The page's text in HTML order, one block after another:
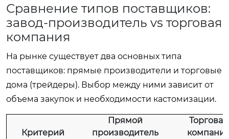
Сравнение типов поставщиков:
завод-производитель vs торговая
компания
На рынке существует два основных типа
поставщиков: прямые производители и торговые
дома (трейдеры). Выбор между ними зависит от
объема закупок и необходимости кастомизации.
Критерий
Прямой
производитель
Торговая